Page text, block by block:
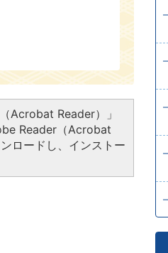
Acrobat Reader）」
Reader（Acrobat
ロードし、インストー